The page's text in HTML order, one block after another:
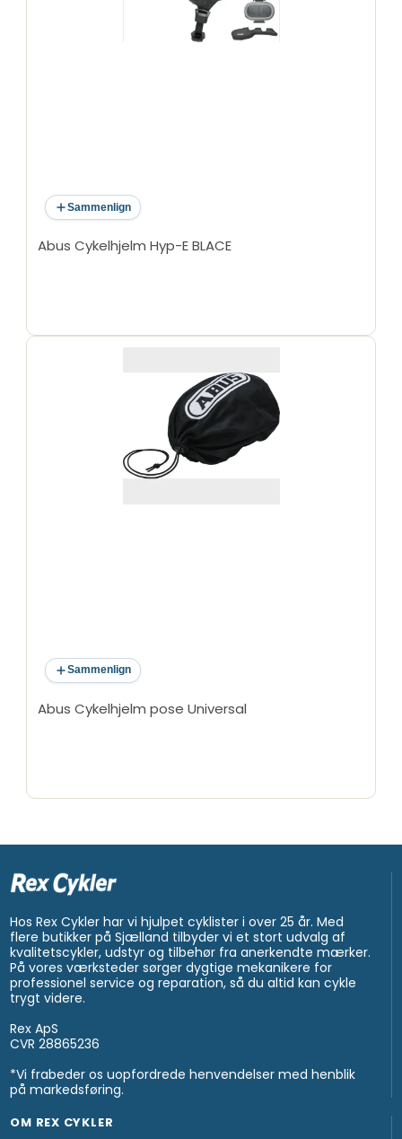
Sammenlign
Abus Cykelhjelm Hyp-E BLACE
Sammenlign
Abus Cykelhjelm pose Universal
Hos Rex Cykler har vi hjulpet cyklister i over 25 år. Med
flere butikker på Sjælland tilbyder vi et stort udvalg af
kvalitetscykler, udstyr og tilbehør fra anerkendte mærker.
På vores værksteder sørger dygtige mekanikere for
professionel service og reparation, så du altid kan cykle
trygt videre.
Rex ApS
CVR 28865236
*Vi frabeder os uopfordrede henvendelser med henblik
på markedsføring.
OM REX CYKLER